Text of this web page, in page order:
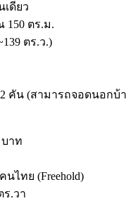
ดียว
ตร.ม.
ตร.ว.)
คัน (สามารถจอดนอกบ้
บาท
ไทย (Freehold)
ร.วา